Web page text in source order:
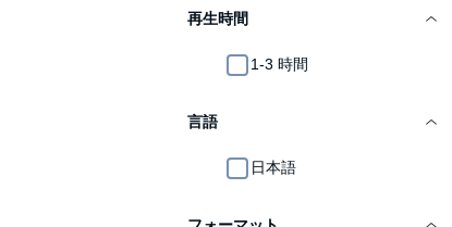
再生時間
1-3 時間
言語
日本語